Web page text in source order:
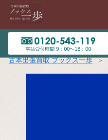
古本出張買取 ブックス一歩